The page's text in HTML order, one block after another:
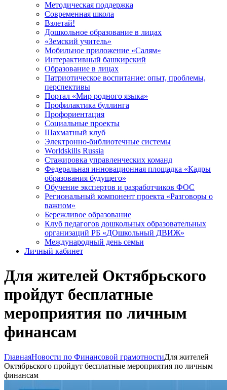
Методическая поддержка
Современная школа
Взлетай!
Дошкольное образование в лицах
«Земский учитель»
Мобильное приложение «Салям»
Интерактивный башкирский
Образование в лицах
Патриотическое воспитание: опыт, проблемы,
перспективы
Портал «Мир родного языка»
Профилактика буллинга
Профориентация
Социальные проекты
Шахматный клуб
Электронно-библиотечные системы
Worldskills Russia
Стажировка управленческих команд
Федеральная инновационная площадка «Кадры
образования будущего»
Обучение экспертов и разработчиков ФОС
Региональный компонент проекта «Разговоры о
важном»
Бережливое образование
Клуб педагогов дошкольных образовательных
организаций РБ «ДОшкольный ДВИЖ»
Международный день семьи
Личный кабинет
Для жителей Октябрьского
пройдут бесплатные
мероприятия по личным
финансам
ГлавнаяНовости по Финансовой грамотностиДля жителей
Октябрьского пройдут бесплатные мероприятия по личным
финансам